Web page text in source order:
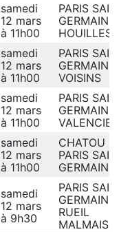
samedi
12 mars
à 11h00
PARIS SAINT-
GERMAIN
HOUILLES
samedi
12 mars
à 11h00
PARIS SAINT-
GERMAIN
VOISINS
samedi
12 mars
à 11h00
PARIS SAINT-
GERMAIN
samedi
12 mars
à 11h00
CHATOU
PARIS SAINT-
GERMAIN
samedi
12 mars
à 9h30
PARIS SAINT-
GERMAIN
RUEIL
MALMAISON